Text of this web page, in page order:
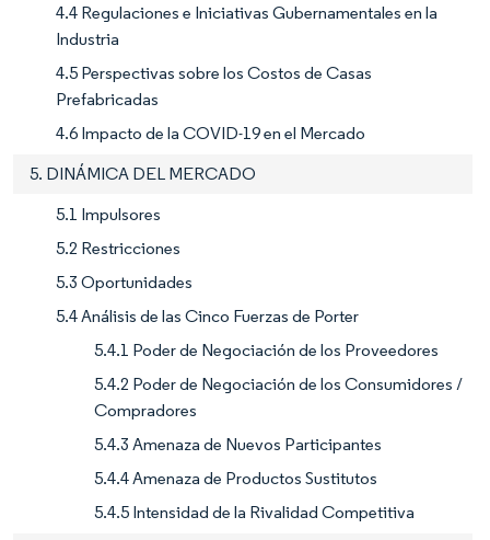
4.4 Regulaciones e Iniciativas Gubernamentales en la
Industria
4.5 Perspectivas sobre los Costos de Casas
Prefabricadas
4.6 Impacto de la COVID-19 en el Mercado
5. DINÁMICA DEL MERCADO
5.1 Impulsores
5.2 Restricciones
5.3 Oportunidades
5.4 Análisis de las Cinco Fuerzas de Porter
5.4.1 Poder de Negociación de los Proveedores
5.4.2 Poder de Negociación de los Consumidores /
Compradores
5.4.3 Amenaza de Nuevos Participantes
5.4.4 Amenaza de Productos Sustitutos
5.4.5 Intensidad de la Rivalidad Competitiva